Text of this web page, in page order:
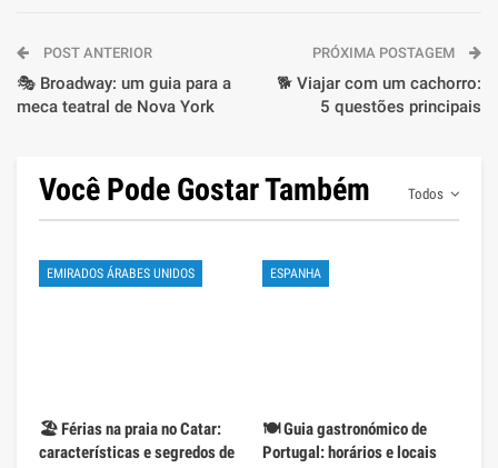
POST ANTERIOR
🎭 Broadway: um guia para a
meca teatral de Nova York
PRÓXIMA POSTAGEM
🐕 Viajar com um cachorro:
5 questões principais
Todos
Você Pode Gostar Também
EMIRADOS ÁRABES UNIDOS
🏖️ Férias na praia no Catar:
características e segredos de
ESPANHA
🍽️ Guia gastronómico de
Portugal: horários e locais